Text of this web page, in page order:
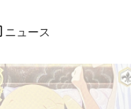
ニュース